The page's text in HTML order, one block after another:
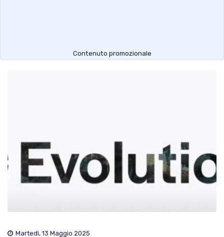
Contenuto promozionale
Martedì, 13 Maggio 2025